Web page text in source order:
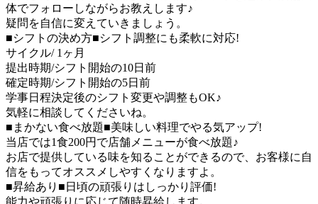
体でフォローしながらお教えします♪
疑問を自信に変えていきましょう。
■シフトの決め方■シフト調整にも柔軟に対応!
サイクル/ 1ヶ月
提出時期/シフト開始の10日前
確定時期/シフト開始の5日前
学事日程決定後のシフト変更や調整もOK♪
気軽に相談してくださいね。
■まかない食べ放題■美味しい料理でやる気アップ!
当店では1食200円で店舗メニューが食べ放題♪
お店で提供している味を知ることができるので、お客様に自
信をもってオススメしやすくなりますよ。
■昇給あり■日頃の頑張りはしっかり評価!
能力や頑張りに応じて随時昇給します。